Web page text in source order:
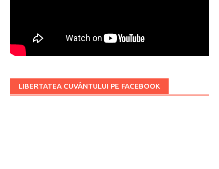
LIBERTATEA CUVÂNTULUI PE FACEBOOK